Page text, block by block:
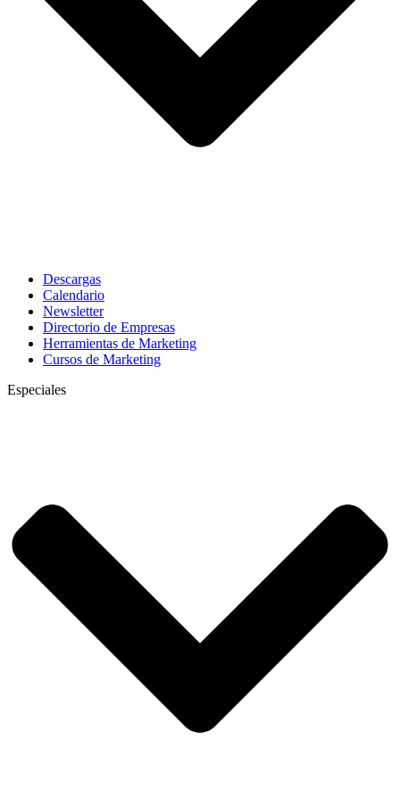
Descargas
Calendario
Newsletter
Directorio de Empresas
Herramientas de Marketing
Cursos de Marketing
Especiales